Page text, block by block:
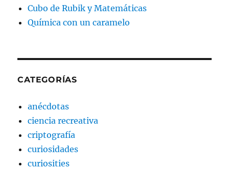
Cubo de Rubik y Matemáticas
Química con un caramelo
CATEGORÍAS
anécdotas
ciencia recreativa
criptografía
curiosidades
curiosities